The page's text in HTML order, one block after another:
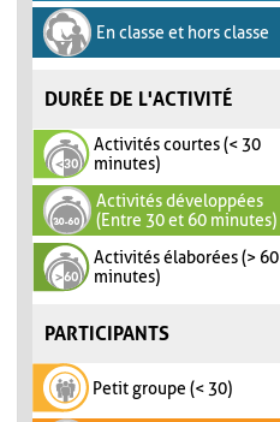
En classe et hors classe
DURÉE DE L'ACTIVITÉ
Activités courtes (< 30
minutes)
Activités développées
(Entre 30 et 60 minutes)
Activités élaborées (> 60
minutes)
PARTICIPANTS
Petit groupe (< 30)